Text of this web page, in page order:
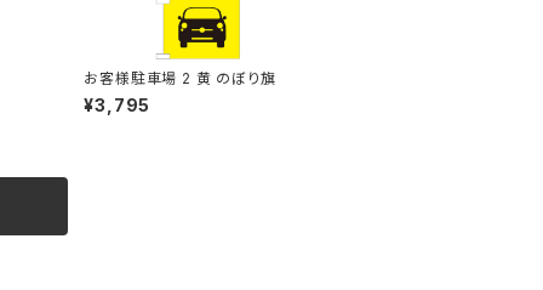
お客様駐車場 2 黄 のぼり旗
¥3,795